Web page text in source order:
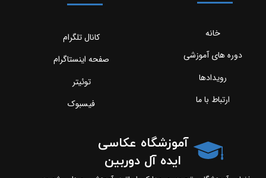
آموزشگاه عکاسی
ایده آل دوربین
خانه
دوره های آموزشی
رویدادها
ارتباط با ما
کانال تلگرام
صفحه اینستاگرام
توئیتر
فیسبوک